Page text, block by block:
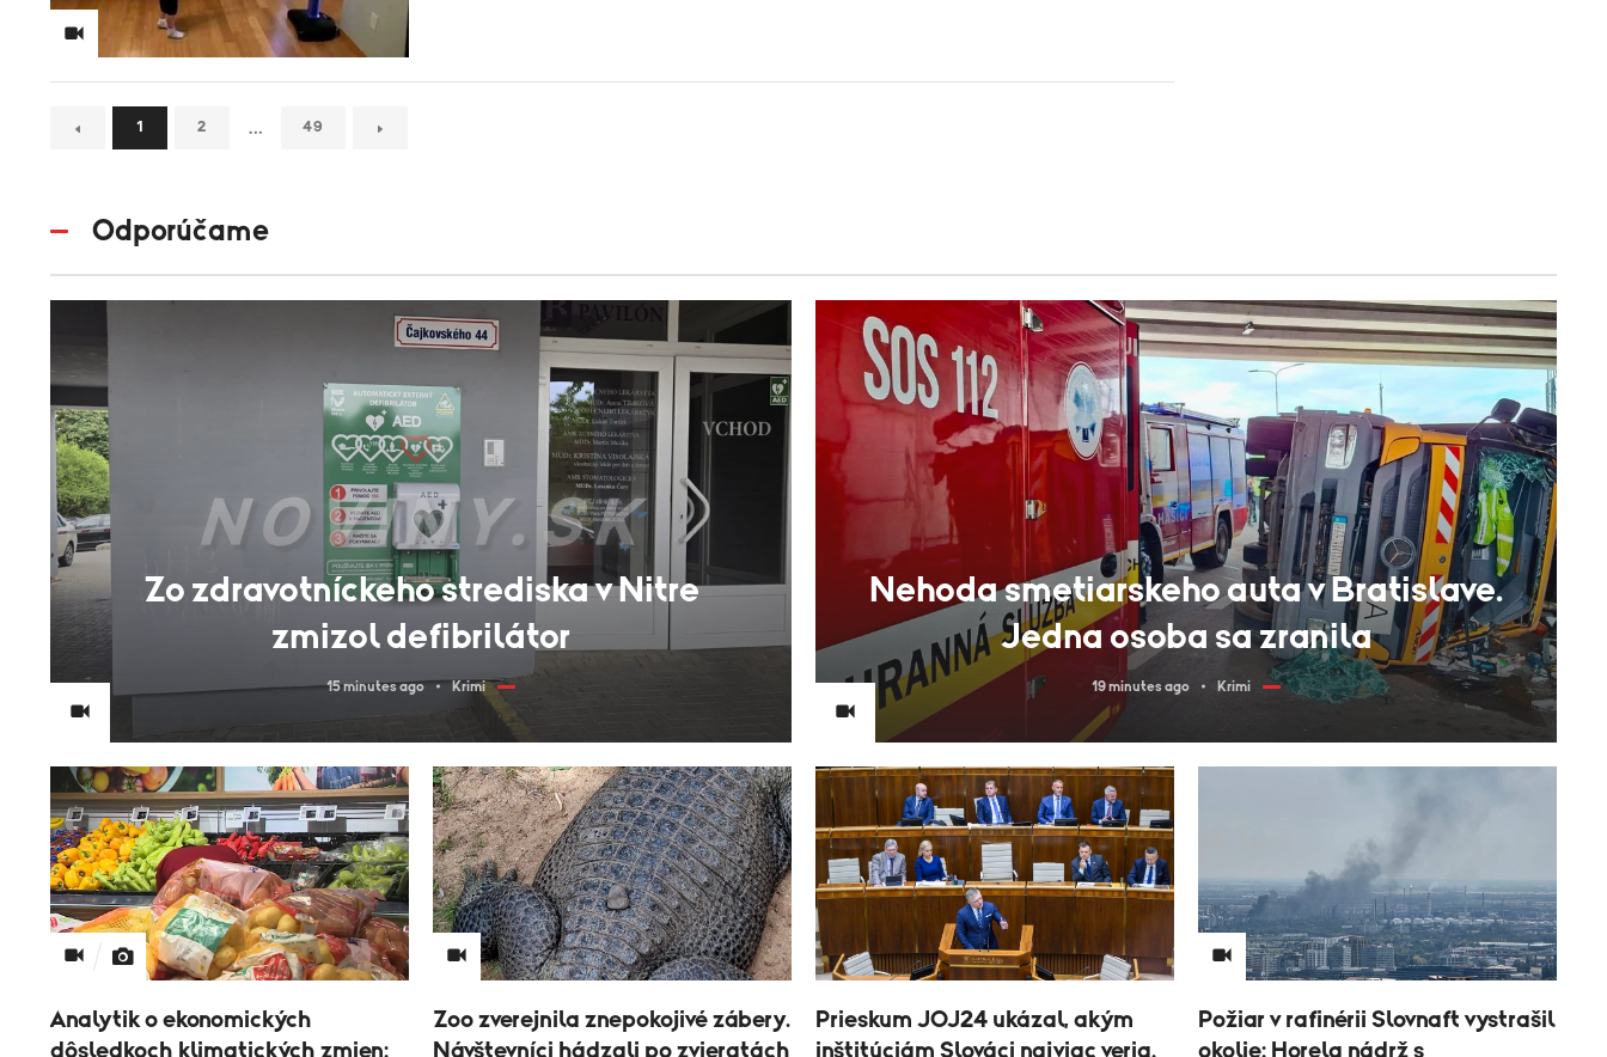
1 2 … 49
Odporúčame
Zo zdravotníckeho strediska v Nitre
zmizol defibrilátor
15 minutes ago Krimi
Nehoda smetiarskeho auta v Bratislave.
Jedna osoba sa zranila
19 minutes ago Krimi
Analytik o ekonomických
dôsledkoch klimatických zmien:
Zoo zverejnila znepokojivé zábery.
Návštevníci hádzali po zvieratách
Prieskum JOJ24 ukázal, akým
inštitúciám Slováci najviac veria.
Požiar v rafinérii Slovnaft vystrašil
okolie: Horela nádrž s